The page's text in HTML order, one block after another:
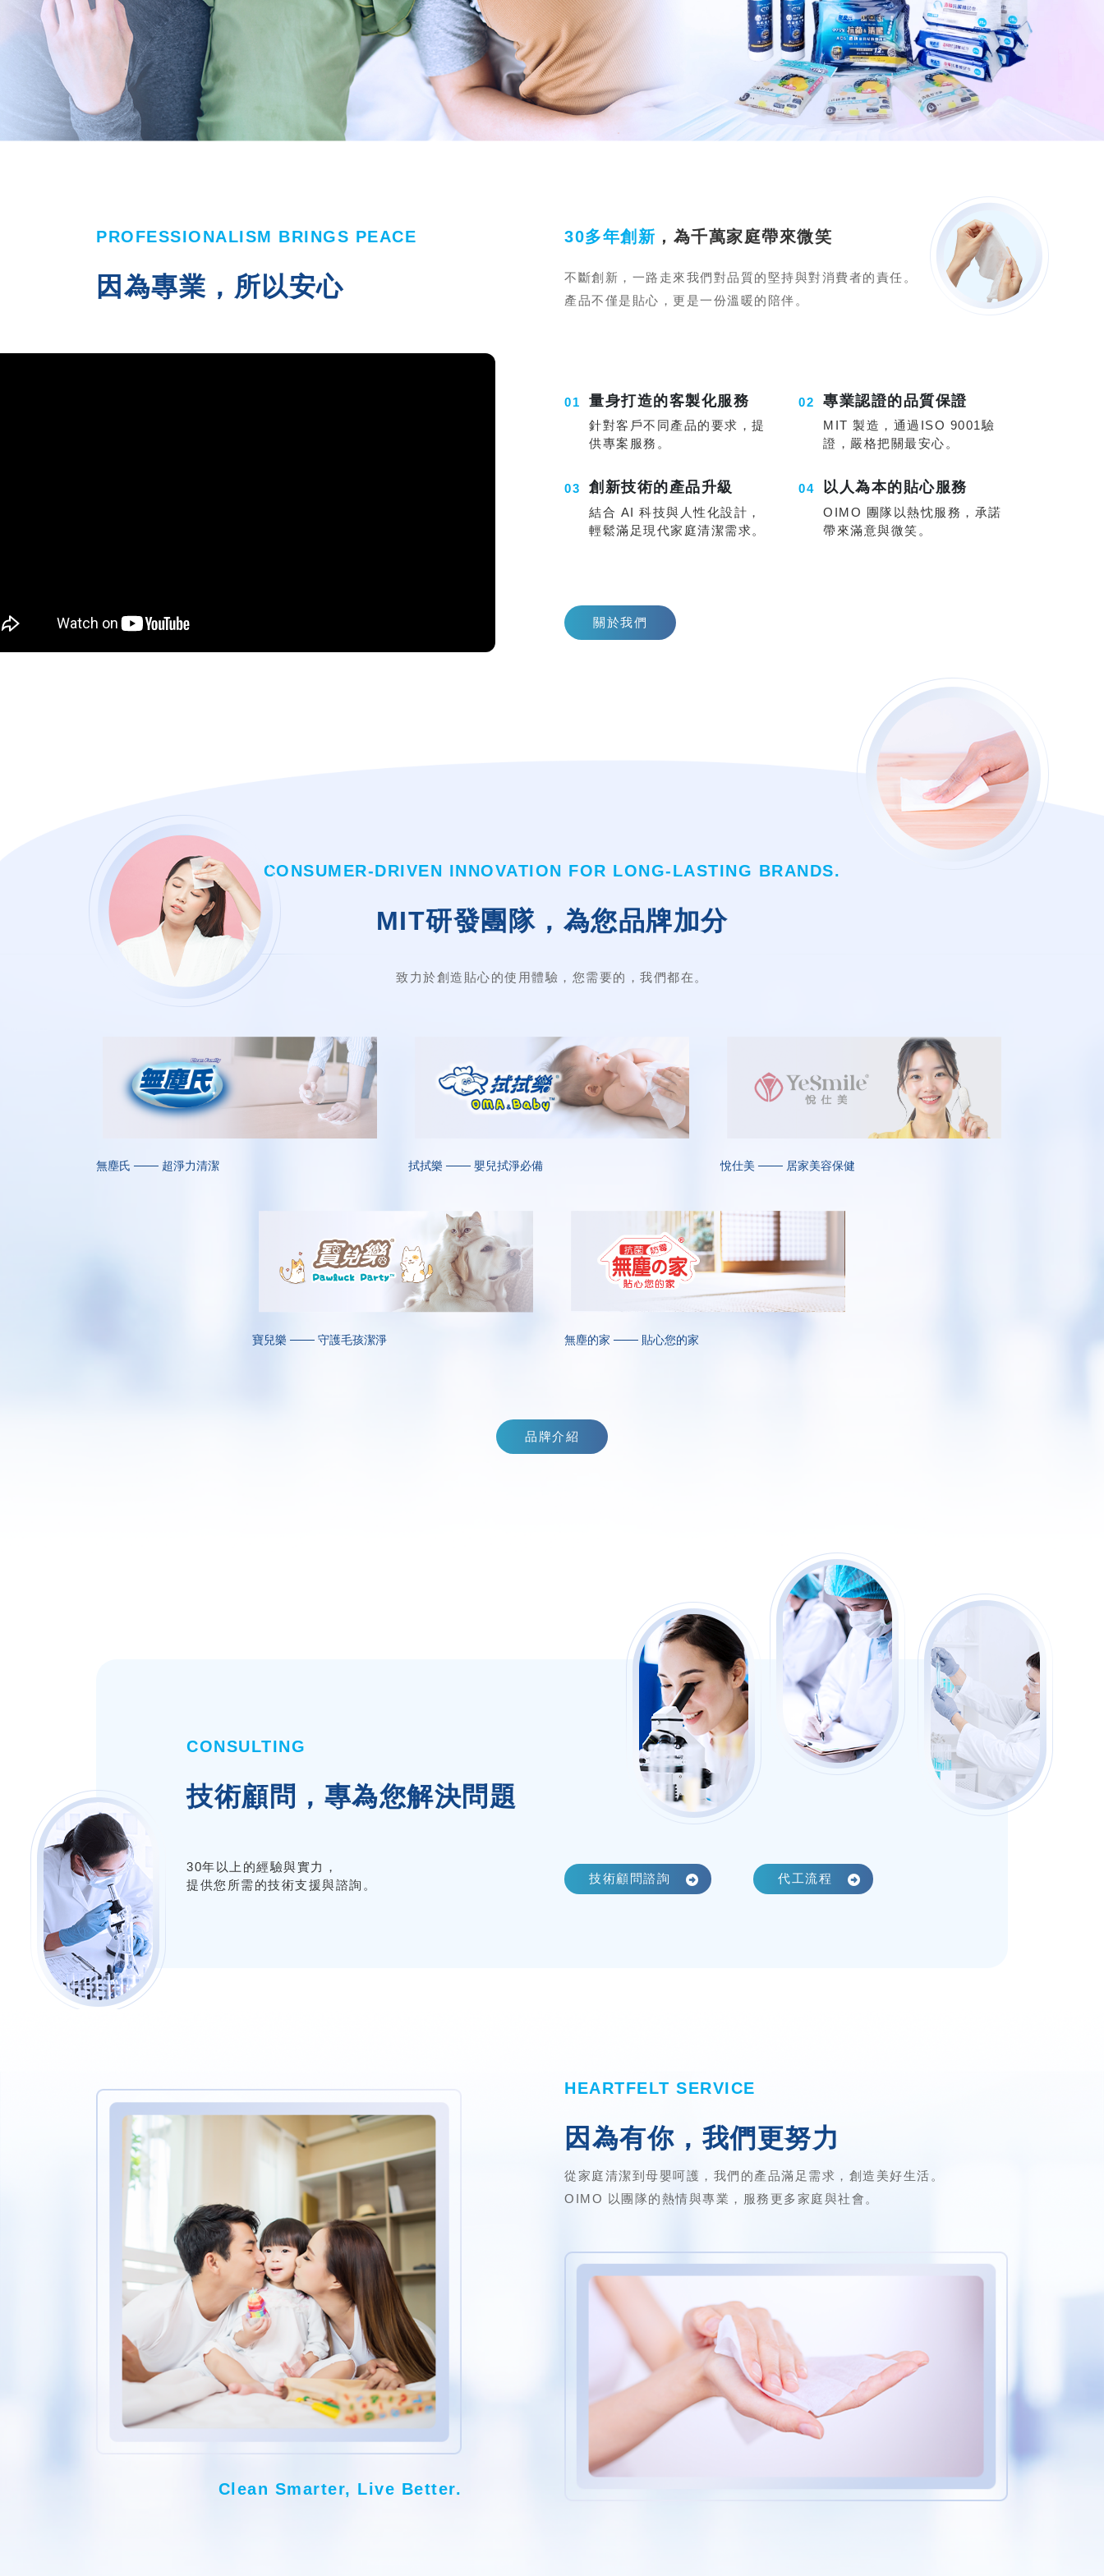
PROFESSIONALISM BRINGS PEACE
因為專業，所以安心
30多年創新 ，為千萬家庭帶來微笑
不斷創新，一路走來我們對品質的堅持與對消費者的責任。
產品不僅是貼心，更是一份溫暖的陪伴。
量身打造的客製化服務
針對客戶不同產品的要求，提
供專案服務。
專業認證的品質保證
MIT 製造，通過ISO 9001驗
證，嚴格把關最安心。
創新技術的產品升級
結合 AI 科技與人性化設計，
輕鬆滿足現代家庭清潔需求。
以人為本的貼心服務
OIMO 團隊以熱忱服務，承諾
帶來滿意與微笑。
關於我們
CONSUMER-DRIVEN INNOVATION FOR LONG-LASTING BRANDS.
MIT研發團隊，為您品牌加分
致力於創造貼心的使用體驗，您需要的，我們都在。
無塵氏 ─── 超淨力清潔 拭拭樂 ─── 嬰兒拭淨必備 悅仕美 ─── 居家美容保健
寶兒樂 ─── 守護毛孩潔淨 無塵的家 ─── 貼心您的家
品牌介紹
CONSULTING
技術顧問，專為您解決問題
30年以上的經驗與實力，
提供您所需的技術支援與諮詢。
技術顧問諮詢 代工流程
HEARTFELT SERVICE
因為有你，我們更努力
從家庭清潔到母嬰呵護，我們的產品滿足需求，創造美好生活。
OIMO 以團隊的熱情與專業，服務更多家庭與社會。
Clean Smarter, Live Better.